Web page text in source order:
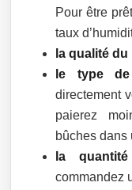
Pour être
taux
la qualité
le type de
directement
paierez
bûches dans
la quantité
commandez